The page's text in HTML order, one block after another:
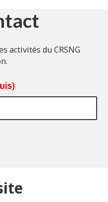
activités du CRSNG